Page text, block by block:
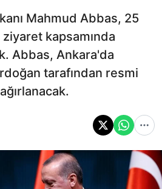
Mahmud Abbas, 25
kapsamında
Abbas, Ankara'da
tarafından resmi